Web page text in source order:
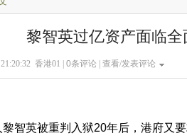
黎智英过亿资产面临全
21:20:32 香港01 | 0条评论 | 查看/发表评论
英被重判入狱20年后，港府又要